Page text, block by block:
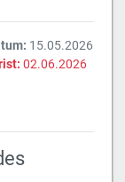
15.05.2026
02.06.2026